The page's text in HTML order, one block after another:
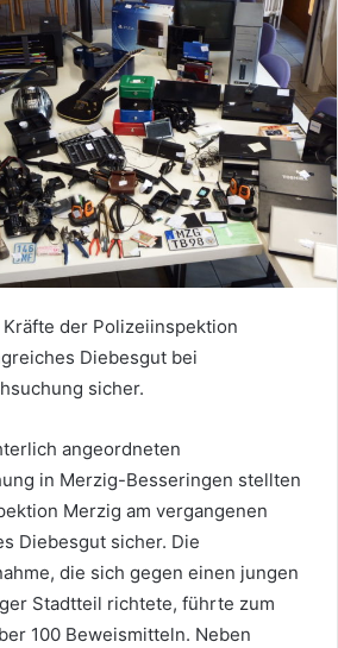
Kräfte der Polizeiinspektion
Diebesgut bei
sicher.
angeordneten
in Merzig-Besseringen stellten
Merzig am vergangenen
Diebesgut sicher. Die
die sich gegen einen jungen
Stadtteil richtete, führte zum
100 Beweismitteln. Neben